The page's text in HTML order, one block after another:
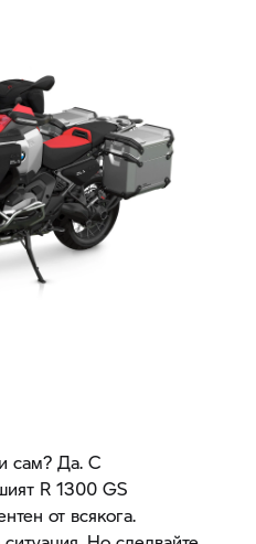
сам? Да. С
R 1300 GS
от всякога.